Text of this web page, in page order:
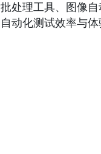
处理工具、图像
动化测试效率与体